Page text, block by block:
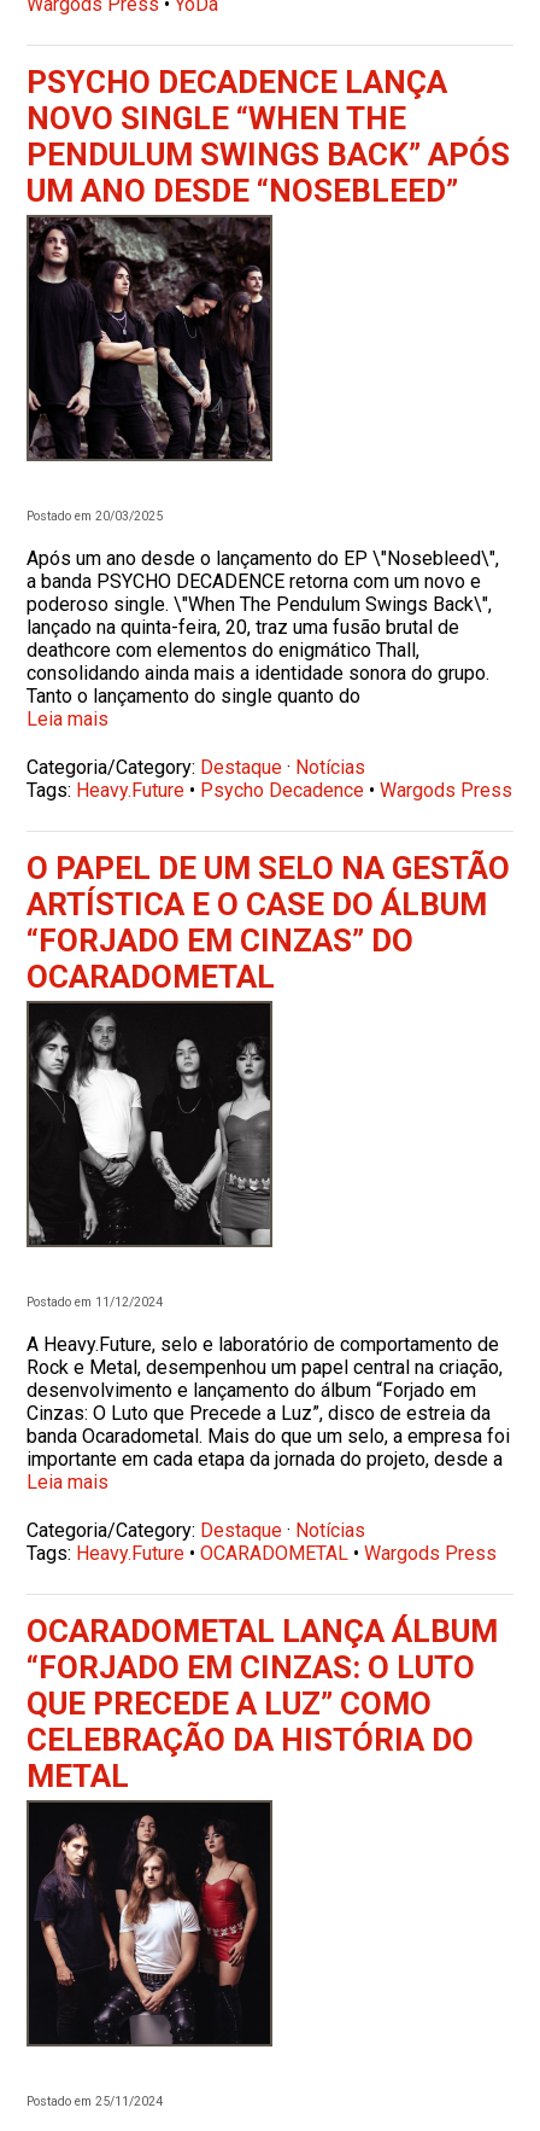
PSYCHO DECADENCE LANÇA
NOVO SINGLE “WHEN THE
PENDULUM SWINGS BACK” APÓS
UM ANO DESDE “NOSEBLEED”
Postado em 20/03/2025
Após um ano desde o lançamento do EP \"Nosebleed\",
a banda PSYCHO DECADENCE retorna com um novo e
poderoso single. \"When The Pendulum Swings Back\",
lançado na quinta-feira, 20, traz uma fusão brutal de
deathcore com elementos do enigmático Thall,
consolidando ainda mais a identidade sonora do grupo.
Tanto o lançamento do single quanto do
Leia mais
Categoria/Category: Destaque · Notícias
Tags: Heavy.Future • Psycho Decadence •Wargods Press
O PAPEL DE UM SELO NA GESTÃO
ARTÍSTICA E O CASE DO ÁLBUM
“FORJADO EM CINZAS” DO
OCARADOMETAL
Postado em 11/12/2024
A Heavy.Future, selo e laboratório de comportamento de
Rock e Metal, desempenhou um papel central na criação,
desenvolvimento e lançamento do álbum “Forjado em
Cinzas: O Luto que Precede a Luz”, disco de estreia da
banda Ocaradometal. Mais do que um selo, a empresa foi
importante em cada etapa da jornada do projeto, desde a
Leia mais
Categoria/Category: Destaque · Notícias
Tags: Heavy.Future •OCARADOMETAL •Wargods Press
OCARADOMETAL LANÇA ÁLBUM
“FORJADO EM CINZAS: O LUTO
QUE PRECEDE A LUZ” COMO
CELEBRAÇÃO DA HISTÓRIA DO
METAL
Postado em 25/11/2024